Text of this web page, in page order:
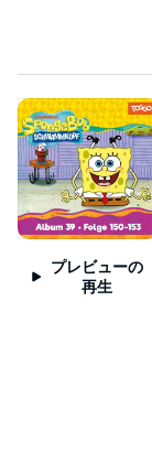
プレビューの
再生